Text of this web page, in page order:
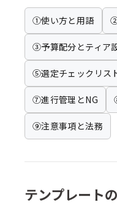
①使い方と用語
③予算配分とティア
⑤選定チェックリス
⑦進行管理とNG
⑨注意事項と法務
テンプレート